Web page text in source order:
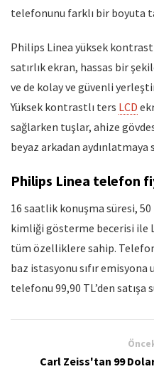
telefonunu farklı bir boyuta
Philips Linea yüksek
satırlık ekran, hassas bir
ve de kolay ve güvenli
Yüksek kontrastlı ters LCD
sağlarken tuşlar, ahize
beyaz arkadan aydınlatmaya
Philips Linea telefon
16 saatlik konuşma süresi,
kimliği gösterme becerisi ile
tüm özelliklere sahip.
baz istasyonu sıfır emisyona
telefonu 99,90 TL’den satışa
Carl Zeiss'tan 99